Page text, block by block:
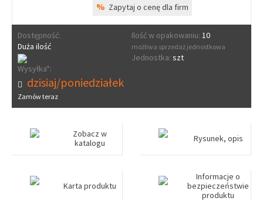
% Zapytaj o cenę dla firm
Dostępność:
Duża ilość
Ilość w opakowaniu: 10
możliwa sprzedaż jednostkowa
Jednostka: szt
Wysyłka*:
dzisiaj/poniedziałek
Zamów teraz
Zobacz w
katalogu
Rysunek, opis
Karta produktu
Informacje o
bezpieczeństwie
produktu